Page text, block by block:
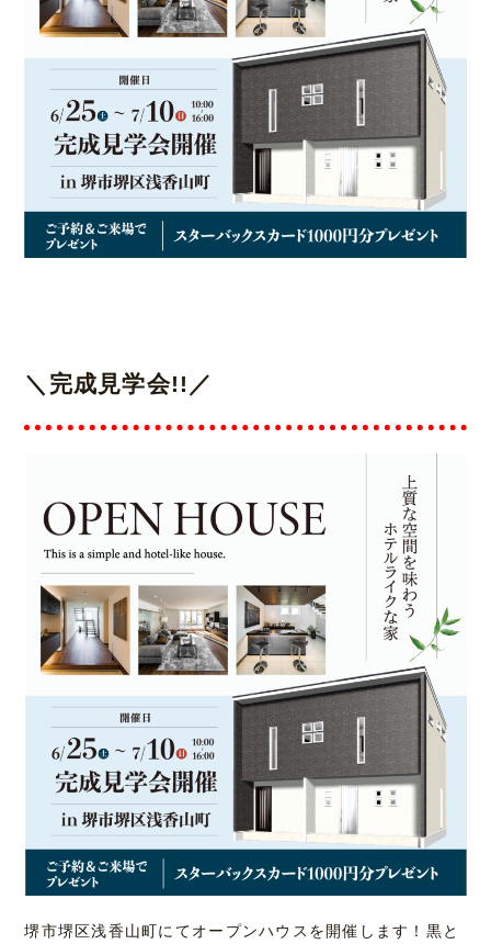
＼完成見学会!!／
堺市堺区浅香山町にてオープンハウスを開催します！黒と